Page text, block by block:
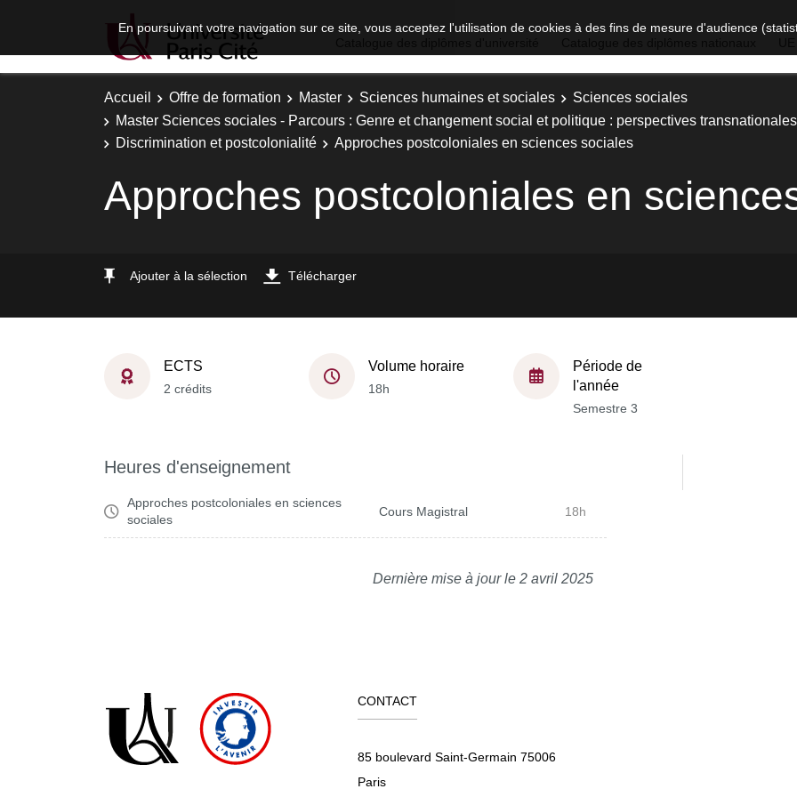
En poursuivant votre navigation sur ce site, vous acceptez l'utilisation de cookies à des fins de mesure d'audience
Accueil Offre de formation Master Sciences humaines et sociales
Sciences sociales
Master Sciences sociales - Parcours : Genre et changement social et politique : perspectives transnationales
Discrimination et postcolonialité
Approches postcoloniales en sciences sociales
Approches postcoloniales en
Ajouter à la sélection Télécharger
ECTS
2 crédits
Volume horaire
18h
Période de
l'année
Semestre 3
Heures d'enseignement
Approches postcoloniales en sciences
sociales
Cours Magistral 18h
Dernière mise à jour le 2 avril 2025
CONTACT
85 boulevard Saint-Germain 75006
Paris